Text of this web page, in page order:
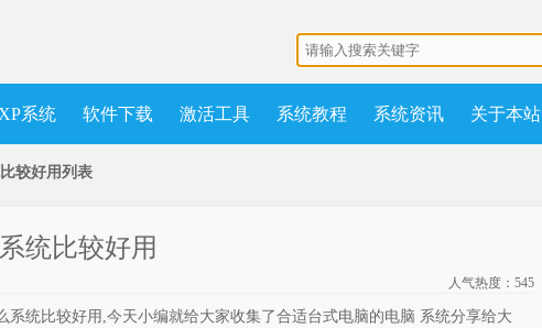
XP系统 软件下载 激活工具 系统教程 系统资讯 关于本站
较好用列表
统比较好用
人气热度：545
系统比较好用,今天小编就给大家收集了合适台式电脑的电脑 系统分享给大